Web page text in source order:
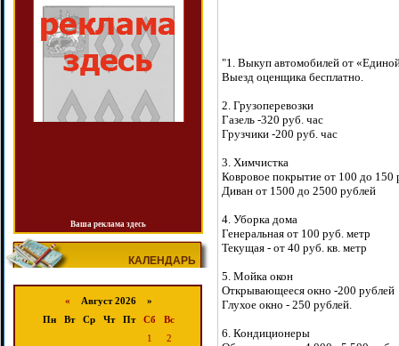
Ваша реклама здесь
КАЛЕНДАРЬ
« Август 2026 »
Пн
Вт Ср Чт Пт Сб
Вс
1
2
"1. Выкуп автомобилей от
Выезд оценщика бесплатно.
2. Грузоперевозки
Газель -320 руб. час
Грузчики -200 руб. час
3. Химчистка
Ковровое покрытие от 100 до 150
Диван от 1500 до 2500 рублей
4. Уборка дома
Генеральная от 100 руб. метр
Текущая - от 40 руб. кв. метр
5. Мойка окон
Открывающееся окно -200 рублей
Глухое окно - 250 рублей.
6. Кондиционеры